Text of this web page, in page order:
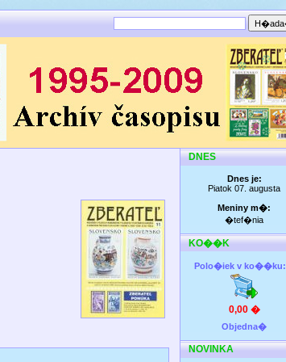
DNES
Dnes je:
Piatok 07. augusta
Meniny m�:
�tef�nia
KO��K
Polo�iek v ko��ku:
0,00 �
Objedna�
NOVINKA